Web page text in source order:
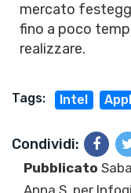
mercato
fino a poco
realizzare.
Tags: Intel
Condividi:
Pubblicato
Anna S. per